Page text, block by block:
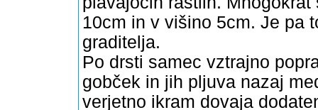
10cm in v višino 5cm. Je pa
graditelja.
Po drsti samec vztrajno
gobček in jih pljuva nazaj
verjetno ikram dovaja